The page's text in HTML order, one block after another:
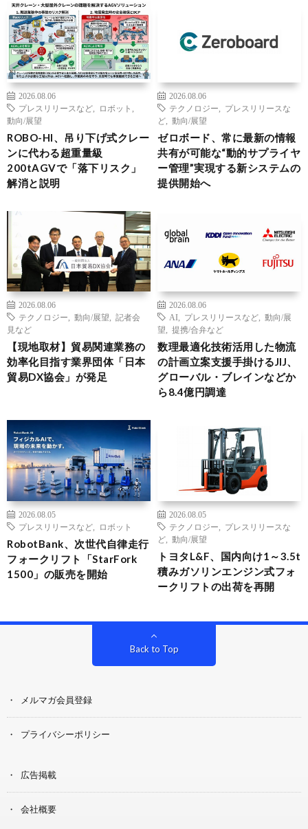
2026.08.06
プレスリリースなど
ロボット
動向/展望
ROBO-HI、吊り下げ式クレー
ンに代わる超重量級
200tAGVで「落下リスク」
解消と説明
2026.08.06
テクノロジー
プレスリリースな
ど
動向/展望
ゼロボード、常に最新の情報
共有が可能な“動的サプライヤ
ー管理”実現する新システムの
提供開始へ
2026.08.06
テクノロジー
動向/展望
記者会
見など
【現地取材】貿易関連業務の
効率化目指す業界団体「日本
貿易DX協会」が発足
2026.08.06
AI
プレスリリースなど
動向/展
望
提携/合弁など
数理最適化技術活用した物流
の計画立案支援手掛けるJIJ、
グローバル・ブレインなどか
ら8.4億円調達
2026.08.05
プレスリリースなど
ロボット
RobotBank、次世代自律走行
フォークリフト「StarFork
1500」の販売を開始
2026.08.05
テクノロジー
プレスリリースな
ど
動向/展望
トヨタL&F、国内向け1～3.5t
積みガソリンエンジン式フォ
ークリフトの出荷を再開
Back to Top
メルマガ会員登録
プライバシーポリシー
広告掲載
会社概要